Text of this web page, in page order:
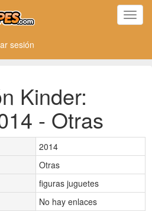
sesión
Kinder:
- Otras
2014
Otras
figuras juguetes
No hay enlaces